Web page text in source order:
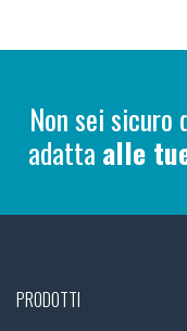
Non sei sicuro
adatta alle
PRODOTTI